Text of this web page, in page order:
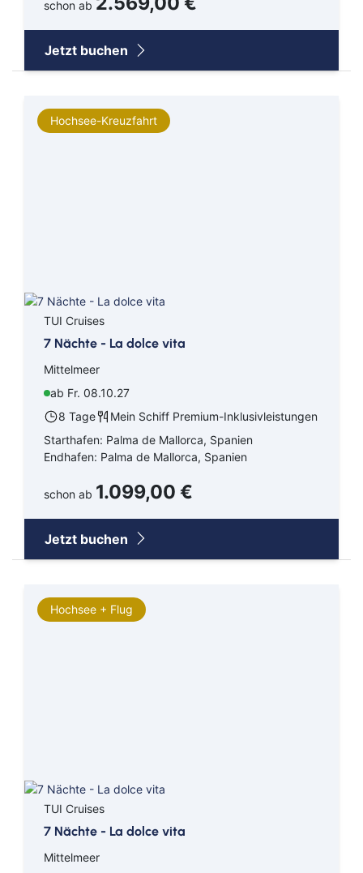
schon ab
Jetzt buchen
Hochsee-Kreuzfahrt
TUI Cruises
7 Nächte - La dolce vita
Mittelmeer
ab Fr. 08.10.27
8 Tage
Mein Schiff Premium-Inklusivleistungen
Starthafen: Palma de Mallorca, Spanien
Endhafen: Palma de Mallorca, Spanien
schon ab 1.099,00 €
Jetzt buchen
Hochsee + Flug
TUI Cruises
7 Nächte - La dolce vita
Mittelmeer